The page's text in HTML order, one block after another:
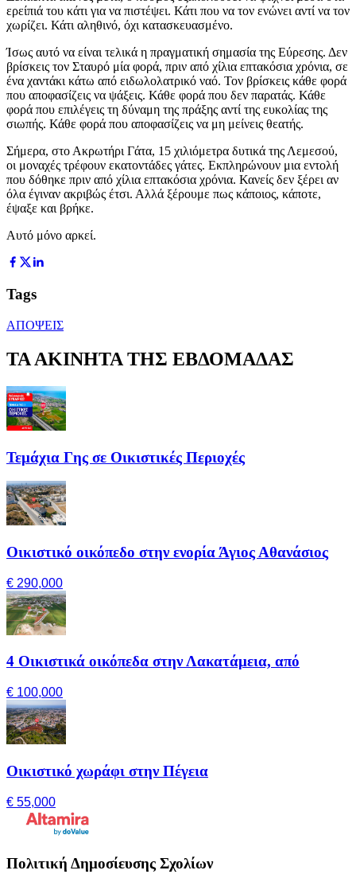
ερείπιά του κάτι για να πιστέψει. Κάτι που να τον ενώνει αντί να τον
χωρίζει. Κάτι αληθινό, όχι κατασκευασμένο.
Ίσως αυτό να είναι τελικά η πραγματική σημασία της Εύρεσης. Δεν
βρίσκεις τον Σταυρό μία φορά, πριν από χίλια επτακόσια χρόνια, σε
ένα χαντάκι κάτω από ειδωλολατρικό ναό. Τον βρίσκεις κάθε φορά
που αποφασίζεις να ψάξεις. Κάθε φορά που δεν παρατάς. Κάθε
φορά που επιλέγεις τη δύναμη της πράξης αντί της ευκολίας της
σιωπής. Κάθε φορά που αποφασίζεις να μη μείνεις θεατής.
Σήμερα, στο Ακρωτήρι Γάτα, 15 χιλιόμετρα δυτικά της Λεμεσού,
οι μοναχές τρέφουν εκατοντάδες γάτες. Εκπληρώνουν μια εντολή
που δόθηκε πριν από χίλια επτακόσια χρόνια. Κανείς δεν ξέρει αν
όλα έγιναν ακριβώς έτσι. Αλλά ξέρουμε πως κάποιος, κάποτε,
έψαξε και βρήκε.
Αυτό μόνο αρκεί.
Tags
ΑΠΟΨΕΙΣ
ΤΑ ΑΚΙΝΗΤΑ ΤΗΣ ΕΒΔΟΜΑΔΑΣ
Τεμάχια Γης σε Οικιστικές Περιοχές
Οικιστικό οικόπεδο στην ενορία Άγιος Αθανάσιος
€ 290,000
4 Οικιστικά οικόπεδα στην Λακατάμεια, από
€ 100,000
Οικιστικό χωράφι στην Πέγεια
€ 55,000
Πολιτική Δημοσίευσης Σχολίων